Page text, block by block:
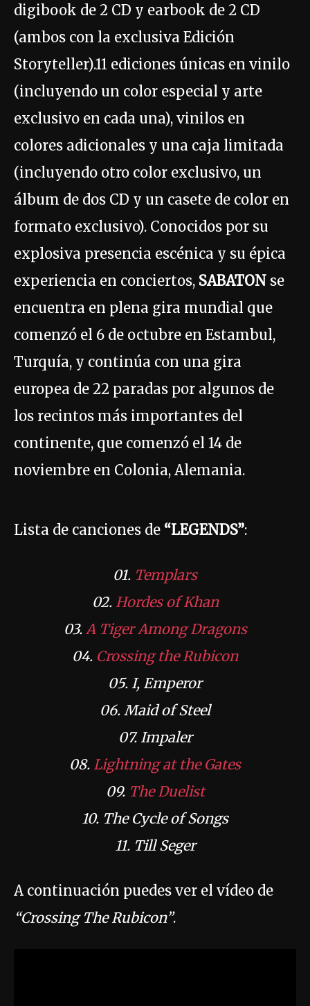
digibook de 2 CD y earbook de 2 CD
(ambos con la exclusiva Edición
Storyteller).11 ediciones únicas en vinilo
(incluyendo un color especial y arte
exclusivo en cada una), vinilos en
colores adicionales y una caja limitada
(incluyendo otro color exclusivo, un
álbum de dos CD y un casete de color en
formato exclusivo). Conocidos por su
explosiva presencia escénica y su épica
experiencia en conciertos, SABATON se
encuentra en plena gira mundial que
comenzó el 6 de octubre en Estambul,
Turquía, y continúa con una gira
europea de 22 paradas por algunos de
los recintos más importantes del
continente, que comenzó el 14 de
noviembre en Colonia, Alemania.
Lista de canciones de “LEGENDS”:
01. Templars
02. Hordes of Khan
03. A Tiger Among Dragons
04. Crossing the Rubicon
05. I, Emperor
06. Maid of Steel
07. Impaler
08. Lightning at the Gates
09. The Duelist
10. The Cycle of Songs
11. Till Seger
A continuación puedes ver el vídeo de
“Crossing The Rubicon”.